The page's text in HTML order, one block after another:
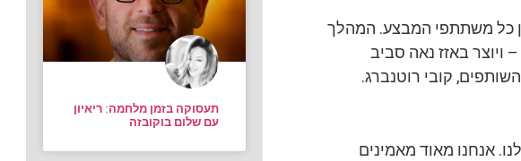
כל משתתפי המבצע. המהלך
ויוצר באזז נאה סביב
קובי רוטנברג.
אנחנו מאוד מאמינים
תעסוקה בזמן מלחמה: ריאיון
עם שלום בוקובזה